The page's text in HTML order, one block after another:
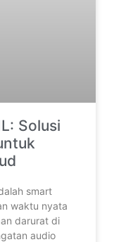
Solusi
smart
waktu nyata
darurat di
audio